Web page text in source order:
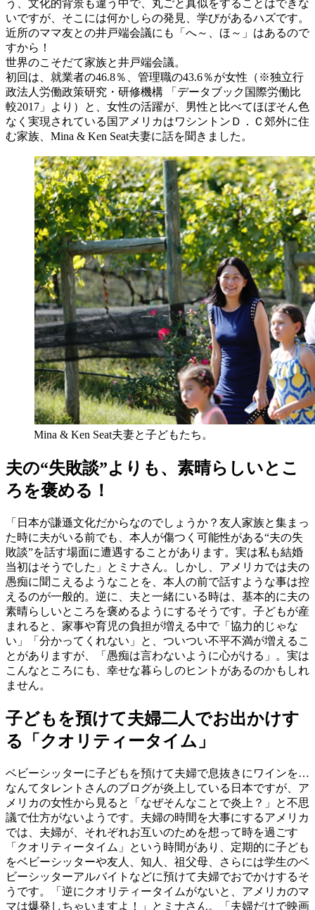
う、文化的背景も違う中で、丸ごと真似をすることはできな
いですが、そこには何かしらの発見、学びがあるハズです。
近所のママ友との井戸端会議にも「へ～、ほ～」はあるので
すから！
世界のこそだて家族と井戸端会議。
初回は、就業者の46.8％、管理職の43.6％が女性（※独立行
政法人労働政策研究・研修機構 「データブック国際労働比
較2017」より）と、女性の活躍が、男性と比べてほぼそん色
なく実現されている国アメリカはワシントンＤ．Ｃ郊外に住
む家族、Mina & Ken Seat夫妻に話を聞きました。
Mina & Ken Seat夫妻と子どもたち。
夫の“失敗談”よりも、素晴らしいとこ
ろを褒める！
「日本が謙遜文化だからなのでしょうか？友人家族と集まっ
た時に夫がいる前でも、本人が傷つく可能性がある“夫の失
敗談”を話す場面に遭遇することがあります。実は私も結婚
当初はそうでした」とミナさん。しかし、アメリカでは夫の
愚痴に聞こえるようなことを、本人の前で話すような事は控
えるのが一般的。逆に、夫と一緒にいる時は、基本的に夫の
素晴らしいところを褒めるようにするそうです。子どもが産
まれると、家事や育児の負担が増える中で「協力的じゃな
い」「分かってくれない」と、ついつい不平不満が増えるこ
とがありますが、「愚痴は言わないように心がける」。実は
こんなところにも、幸せな暮らしのヒントがあるのかもしれ
ません。
子どもを預けて夫婦二人でお出かけす
る「クオリティータイム」
ベビーシッターに子どもを預けて夫婦で息抜きにワインを…
なんてタレントさんのブログが炎上している日本ですが、ア
メリカの女性から見ると「なぜそんなことで炎上？」と不思
議で仕方がないようです。夫婦の時間を大事にするアメリカ
では、夫婦が、それぞれお互いのためを想って時を過ごす
「クオリティータイム」という時間があり、定期的に子ども
をベビーシッターや友人、知人、祖父母、さらには学生のベ
ビーシッターアルバイトなどに預けて夫婦でおでかけするそ
うです。「逆にクオリティータイムがないと、アメリカのマ
マは爆発しちゃいますよ！」とミナさん。「夫婦だけで映画